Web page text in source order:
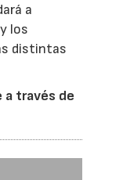
a
los
distintas
a través de